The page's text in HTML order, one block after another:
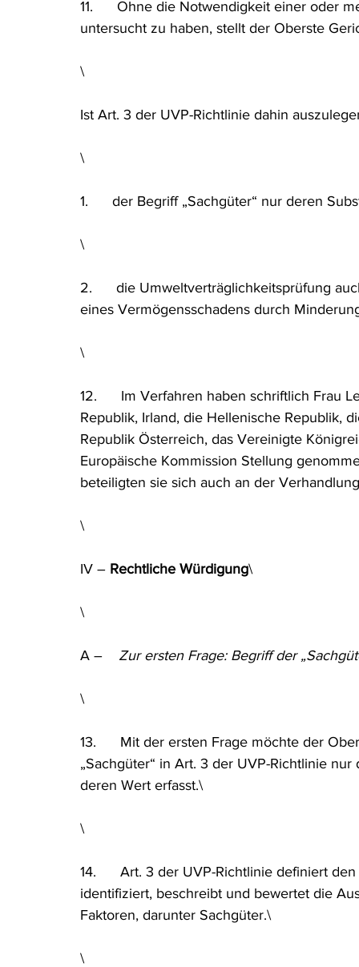
11.      Ohne die Notwendigkeit einer
untersucht zu haben, stellt der Oberste
\
Ist Art. 3 der UVP-Richtlinie dahin
\
1.      der Begriff „Sachgüter“ nur deren
\
2.      die Umweltverträglichkeitsprüfung
eines Vermögensschadens durch
\
12.      Im Verfahren haben schriftlich
Republik, Irland, die Hellenische Republik,
Republik Österreich, das Vereinigte
Europäische Kommission Stellung
beteiligten sie sich auch an der
\
IV – Rechtliche Würdigung\
\
A – Zur ersten Frage: Begriff der
\
13.      Mit der ersten Frage möchte der
„Sachgüter“ in Art. 3 der UVP-Richtlinie
deren Wert erfasst.\
\
14.      Art. 3 der UVP-Richtlinie definiert
identifiziert, beschreibt und bewertet die
Faktoren, darunter Sachgüter.\
\